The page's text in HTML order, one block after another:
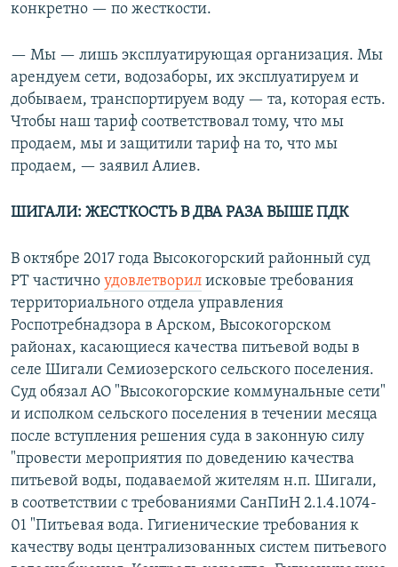
конкретно — по жесткости.
— Мы — лишь эксплуатирующая организация. Мы
арендуем сети, водозаборы, их эксплуатируем и
добываем, транспортируем воду — та, которая есть.
Чтобы наш тариф соответствовал тому, что мы
продаем, мы и защитили тариф на то, что мы
продаем, — заявил Алиев.
ШИГАЛИ: ЖЕСТКОСТЬ В ДВА РАЗА ВЫШЕ ПДК
В октябре 2017 года Высокогорский районный суд
РТ частично удовлетворил исковые требования
территориального отдела управления
Роспотребнадзора в Арском, Высокогорском
районах, касающиеся качества питьевой воды в
селе Шигали Семиозерского сельского поселения.
Суд обязал АО "Высокогорские коммунальные сети"
и исполком сельского поселения в течении месяца
после вступления решения суда в законную силу
"провести мероприятия по доведению качества
питьевой воды, подаваемой жителям н.п. Шигали,
в соответствии с требованиями СанПиН 2.1.4.1074-
01 "Питьевая вода. Гигиенические требования к
качеству воды централизованных систем питьевого